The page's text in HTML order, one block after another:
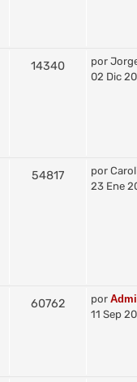
14340 por
02 Dic
54817 por
23 Ene
60762 por
11 Sep